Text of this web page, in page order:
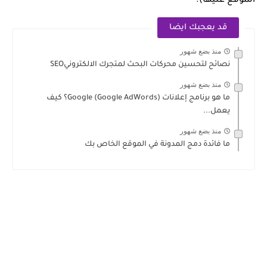
قد يعجبك ايضا
منذ بضع شهور
نصائح لتحسين محركات البحث لمتجرك الالكترونيSEO
منذ بضع شهور
ما هو برنامج إعلانات Google (Google AdWords)؟ كيف
يعمل...
منذ بضع شهور
ما فائدة دمج المدونة في الموقع الخاص بك